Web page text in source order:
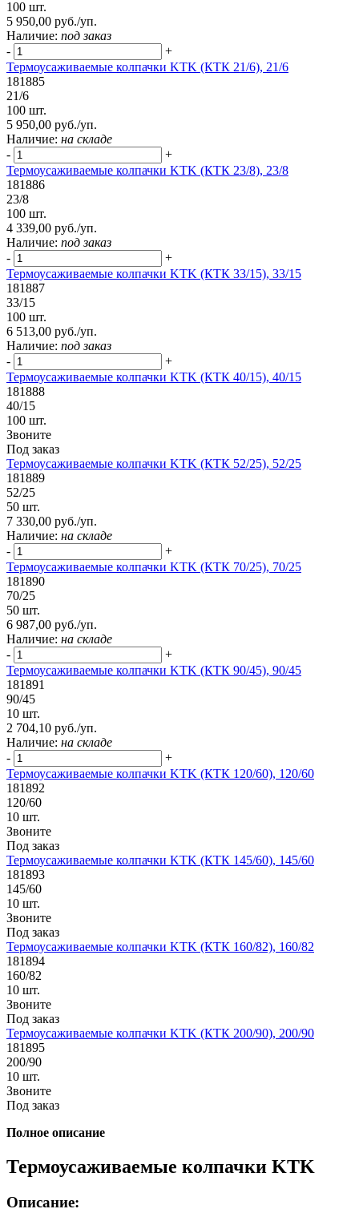
100 шт.
5 950,00 руб./уп.
Наличие: под заказ
-
+
Термоусаживаемые колпачки KTK (КТК 21/6), 21/6
181885
21/6
100 шт.
5 950,00 руб./уп.
Наличие: на складе
-
+
Термоусаживаемые колпачки KTK (КТК 23/8), 23/8
181886
23/8
100 шт.
4 339,00 руб./уп.
Наличие: под заказ
-
+
Термоусаживаемые колпачки KTK (КТК 33/15), 33/15
181887
33/15
100 шт.
6 513,00 руб./уп.
Наличие: под заказ
-
+
Термоусаживаемые колпачки KTK (КТК 40/15), 40/15
181888
40/15
100 шт.
Звоните
Под заказ
Термоусаживаемые колпачки KTK (КТК 52/25), 52/25
181889
52/25
50 шт.
7 330,00 руб./уп.
Наличие: на складе
-
+
Термоусаживаемые колпачки KTK (КТК 70/25), 70/25
181890
70/25
50 шт.
6 987,00 руб./уп.
Наличие: на складе
-
+
Термоусаживаемые колпачки KTK (КТК 90/45), 90/45
181891
90/45
10 шт.
2 704,10 руб./уп.
Наличие: на складе
-
+
Термоусаживаемые колпачки KTK (КТК 120/60), 120/60
181892
120/60
10 шт.
Звоните
Под заказ
Термоусаживаемые колпачки KTK (КТК 145/60), 145/60
181893
145/60
10 шт.
Звоните
Под заказ
Термоусаживаемые колпачки KTK (КТК 160/82), 160/82
181894
160/82
10 шт.
Звоните
Под заказ
Термоусаживаемые колпачки KTK (КТК 200/90), 200/90
181895
200/90
10 шт.
Звоните
Под заказ
Полное описание
Термоусаживаемые колпачки KTK
Описание: